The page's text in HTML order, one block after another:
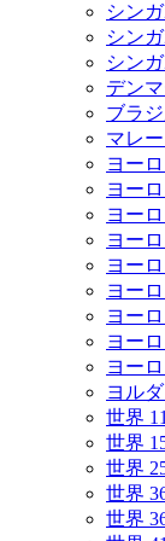
シン
シン
シン
デン
ブラ
マレ
ヨー
ヨー
ヨー
ヨー
ヨー
ヨー
ヨー
ヨー
ヨー
ヨル
世界
世界
世界
世界
世界